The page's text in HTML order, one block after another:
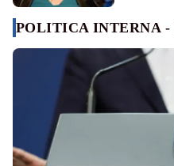
POLITICA INTERNA